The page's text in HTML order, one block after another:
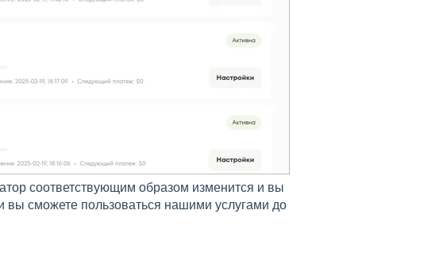
соответствующим образом изменится и вы
вы сможете пользоваться нашими услугами до